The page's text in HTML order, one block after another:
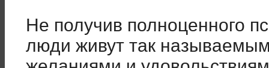
Не получив полноценного
люди живут так